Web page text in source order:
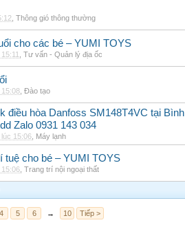
Thông gió thông thường
cho các bé – YUMI TOYS
Tư vấn - Quản lý địa ốc
Đào tạo
điều hòa Danfoss SM148T4VC tại Bình
Zalo 0931 143 034
15:06 Máy lạnh
tuệ cho bé – YUMI TOYS
Trang trí nội ngoại thất
4 5 6 → 10 Tiếp >